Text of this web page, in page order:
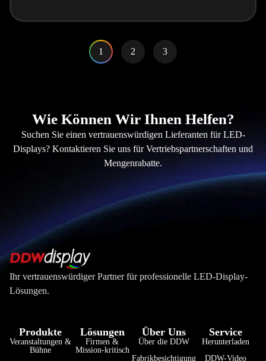
1 2 3
Wie Können Wir Ihnen Helfen?
Suchen Sie einen vertrauenswürdigen Lieferanten für LED-
Displays? Kontaktieren Sie uns für Vertriebspartnerschaften und
Mengenrabatte.
Ihr vertrauenswürdiger Partner für professionelle LED-Display-
Lösungen.
Produkte
Veranstaltungen &
Bühne
Lösungen
Firmen &
Mission-kritisch
Über Uns
Über die DDW
Fabrikbesichtigung
Service
Herunterladen
DDW-Video